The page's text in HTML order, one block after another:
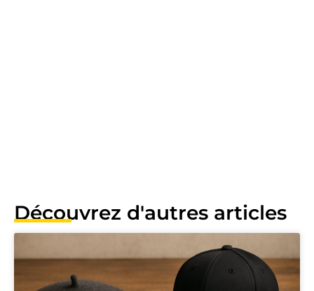
Découvrez d'autres articles